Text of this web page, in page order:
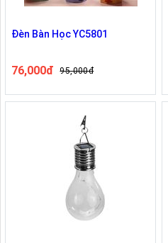
Đèn Bàn Học YC5801
76,000đ 95,000đ